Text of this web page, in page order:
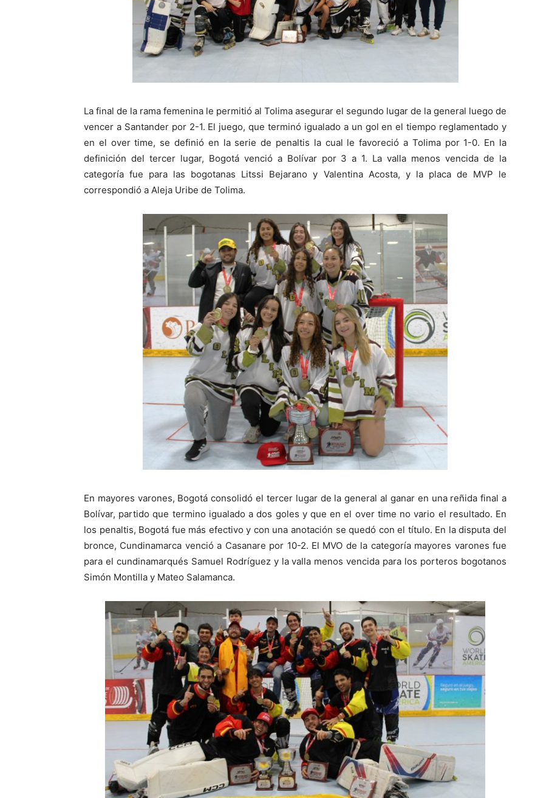
La final de la rama femenina le permitió al Tolima asegurar el segundo lugar de la general luego de
vencer a Santander por 2-1. El juego, que terminó igualado a un gol en el tiempo reglamentado y
en el over time, se definió en la serie de penaltis la cual le favoreció a Tolima por 1-0. En la
definición del tercer lugar, Bogotá venció a Bolívar por 3 a 1. La valla menos vencida de la
categoría fue para las bogotanas Litssi Bejarano y Valentina Acosta, y la placa de MVP le
correspondió a Aleja Uribe de Tolima.
En mayores varones, Bogotá consolidó el tercer lugar de la general al ganar en una reñida final a
Bolívar, partido que termino igualado a dos goles y que en el over time no vario el resultado. En
los penaltis, Bogotá fue más efectivo y con una anotación se quedó con el título. En la disputa del
bronce, Cundinamarca venció a Casanare por 10-2. El MVO de la categoría mayores varones fue
para el cundinamarqués Samuel Rodríguez y la valla menos vencida para los porteros bogotanos
Simón Montilla y Mateo Salamanca.